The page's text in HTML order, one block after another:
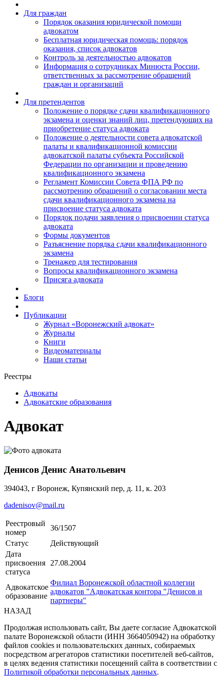
Для граждан
Порядок оказания юридической помощи
адвокатом
Бесплатная юридическая помощь: порядок
оказания, список адвокатов
Контроль за деятельностью адвокатов
Информация о сотрудниках Минюста России,
ответственных за рассмотрение обращений
граждан и организаций
Для претендентов
Положение о порядке сдачи квалификационного
экзамена и оценки знаний лиц, претендующих на
приобретение статуса адвоката
Положение о деятельности совета адвокатской
палаты и квалификационной комиссии
адвокатской палаты субъекта Российской
Федерации по организации и проведению
квалификационного экзамена
Регламент Комиссии Совета ФПА РФ по
рассмотрению обращений о согласовании места
сдачи квалификационного экзамена на
присвоение статуса адвоката
Порядок подачи заявления о присвоении статуса
адвоката
Формы документов
Разъяснение порядка сдачи квалификационного
экзамена
Тренажер для тестирования
Вопросы квалификационного экзамена
Присяга адвоката
Блоги
Публикации
Журнал «Воронежский адвокат»
Журналы
Книги
Видеоматериалы
Наши статьи
Реестры
Адвокаты
Адвокатские образования
Адвокат
Денисов Денис Анатольевич
394043, г Воронеж, Купянский пер, д. 11, к. 203
dadenisov@mail.ru
Реестровый
номер
36/1507
Статус
Действующий
Дата
присвоения
статуса
27.08.2004
Адвокатское
образование
Филиал Воронежской областной коллегии
адвокатов "Адвокатская контора "Денисов и
партнеры"
НАЗАД
Продолжая использовать сайт, Вы даете согласие Адвокатской
палате Воронежской области (ИНН 3664050942) на обработку
файлов cookies и пользовательских данных, собираемых
посредством агрегаторов статистики посетителей веб-сайтов,
в целях ведения статистики посещений сайта в соответствии с
Политикой обработки персональных данных.